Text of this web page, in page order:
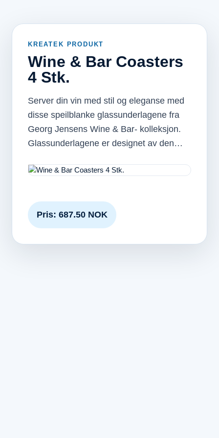
KREATEK PRODUKT
Wine & Bar Coasters
4 Stk.
Server din vin med stil og eleganse med
disse speilblanke glassunderlagene fra
Georg Jensens Wine & Bar- kolleksjon.
Glassunderlagene er designet av den…
Pris: 687.50 NOK